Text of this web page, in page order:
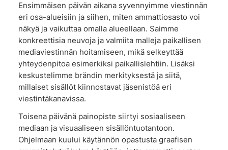
Ensimmäisen päivän aikana syvennyimme viestinnän
eri osa-alueisiin ja siihen, miten ammattiosasto voi
näkyä ja vaikuttaa omalla alueellaan. Saimme
konkreettisia neuvoja ja valmiita malleja paikallisen
mediaviestinnän hoitamiseen, mikä selkeyttää
yhteydenpitoa esimerkiksi paikallislehtiin. Lisäksi
keskustelimme brändin merkityksestä ja siitä,
millaiset sisällöt kiinnostavat jäsenistöä eri
viestintäkanavissa.
Toisena päivänä painopiste siirtyi sosiaaliseen
mediaan ja visuaaliseen sisällöntuotantoon.
Ohjelmaan kuului käytännön opastusta graafisen